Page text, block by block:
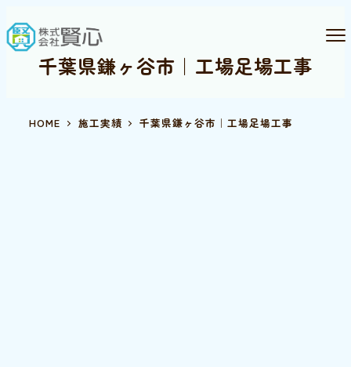
千葉県鎌ヶ谷市｜工場足場工事
HOME 施工実績 千葉県鎌ヶ谷市｜工場足場工事